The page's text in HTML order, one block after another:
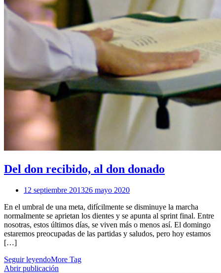
Del don recibido, al don donado
12 septiembre 201326 mayo 2020
En el umbral de una meta, difícilmente se disminuye la marcha
normalmente se aprietan los dientes y se apunta al sprint final. Entre
nosotras, estos últimos días, se viven más o menos así. El domingo
estaremos preocupadas de las partidas y saludos, pero hoy estamos
[…]
Seguir leyendoMore Tag
Abrir publicación